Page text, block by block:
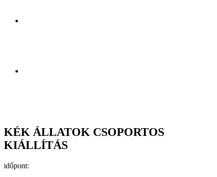
KÉK ÁLLATOK CSOPORTOS
KIÁLLÍTÁS
időpont: